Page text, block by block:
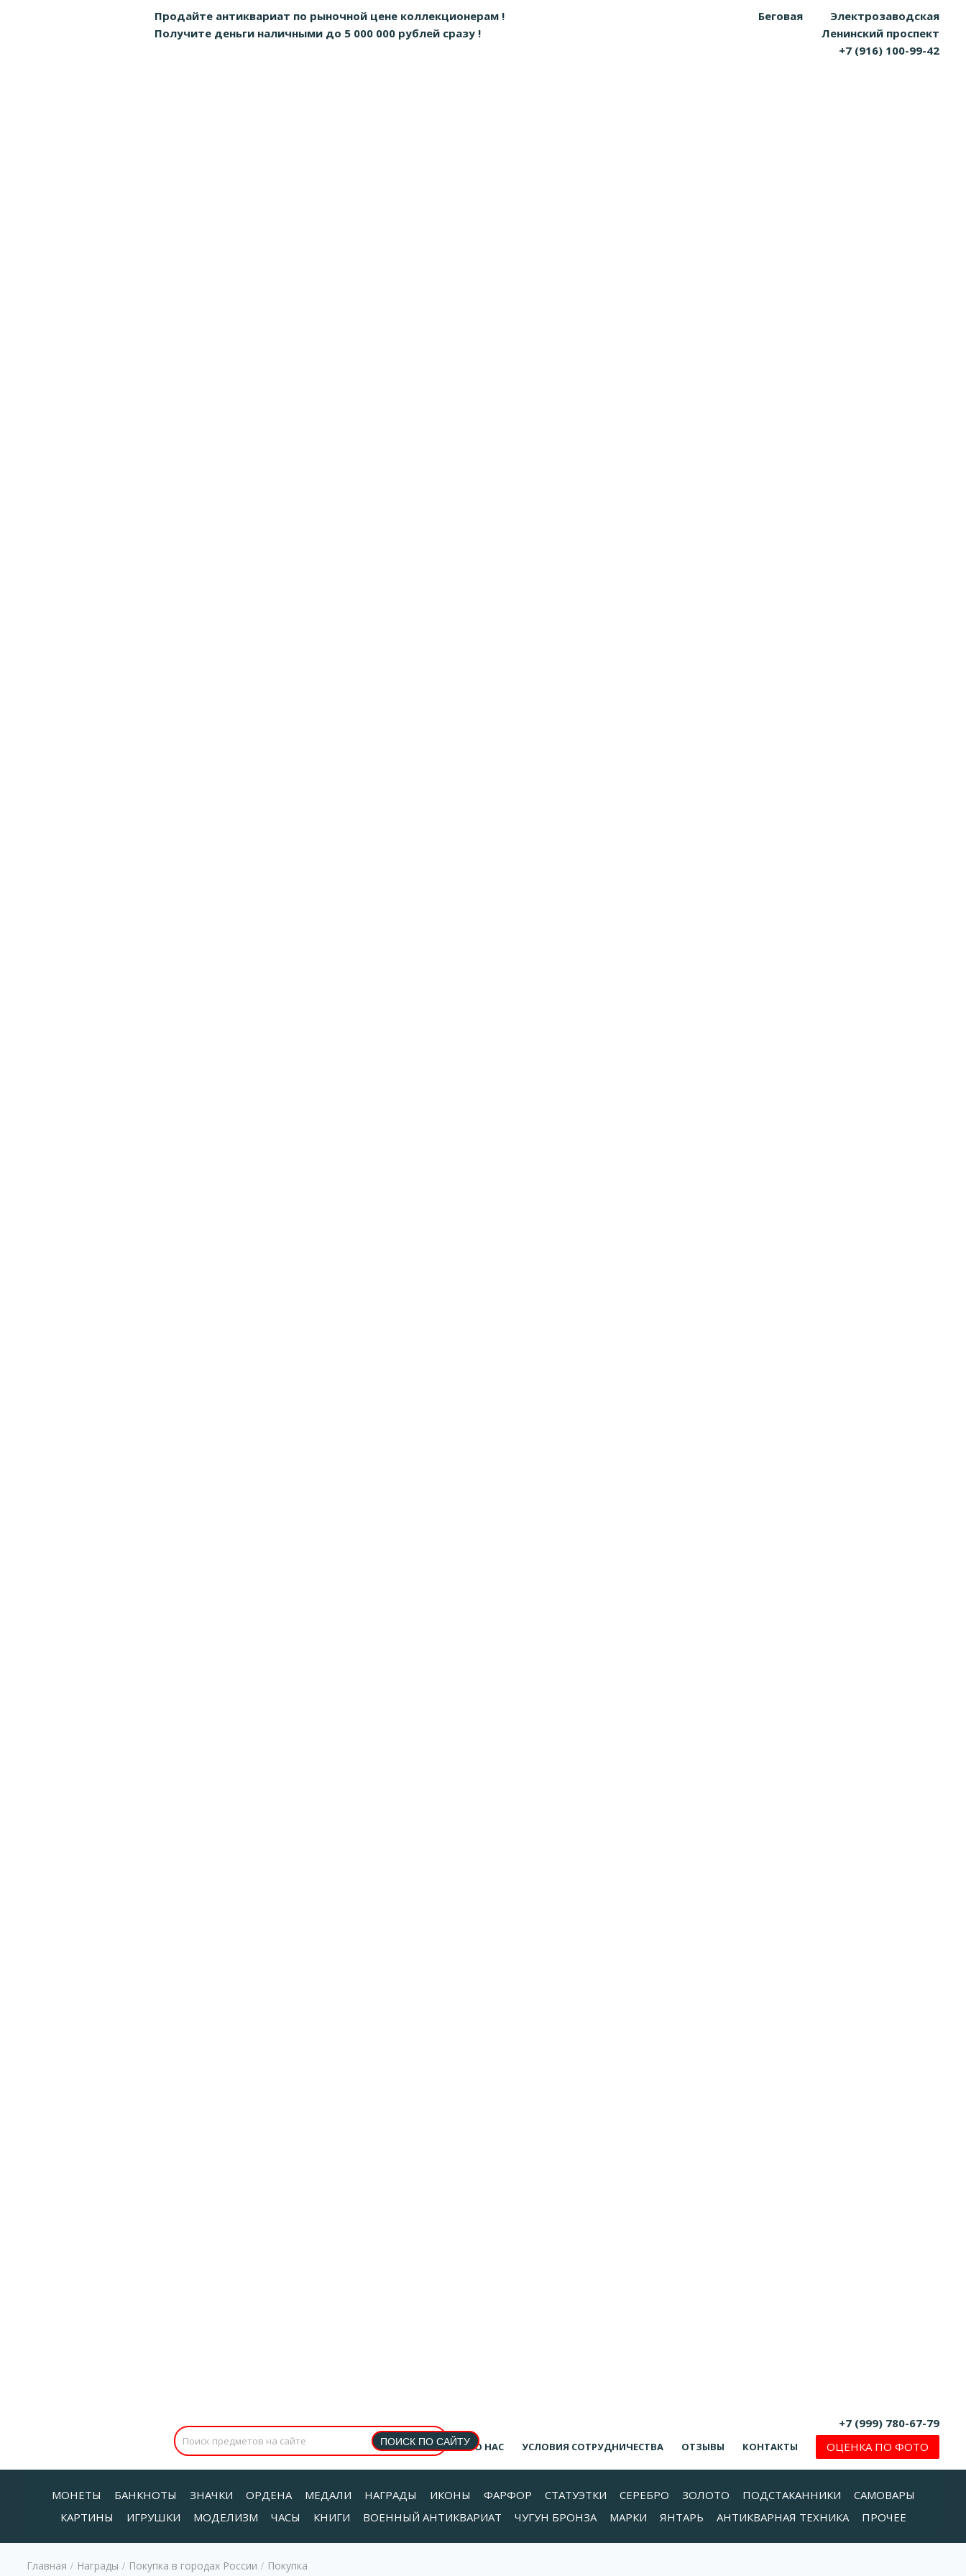
Продайте антиквариат по рыночной цене коллекционерам ! Беговая
Электрозаводская
Получите деньги наличными до 5 000 000 рублей сразу !
Ленинский проспект
+7 (916) 100-99-42
+7 (999) 780-67-79
О НАС УСЛОВИЯ СОТРУДНИЧЕСТВА ОТЗЫВЫ КОНТАКТЫ ОЦЕНКА ПО ФОТО
МОНЕТЫ БАНКНОТЫ ЗНАЧКИ ОРДЕНА МЕДАЛИ НАГРАДЫ ИКОНЫ ФАРФОР СТАТУЭТКИ СЕРЕБРО ЗОЛОТО ПОДСТАКАННИКИ
САМОВАРЫ
КАРТИНЫ
ИГРУШКИ МОДЕЛИЗМ ЧАСЫ КНИГИ ВОЕННЫЙ АНТИКВАРИАТ ЧУГУН БРОНЗА МАРКИ ЯНТАРЬ АНТИКВАРНАЯ ТЕХНИКА ПРОЧЕЕ
Главная / Награды / Покупка в городах России / Покупка